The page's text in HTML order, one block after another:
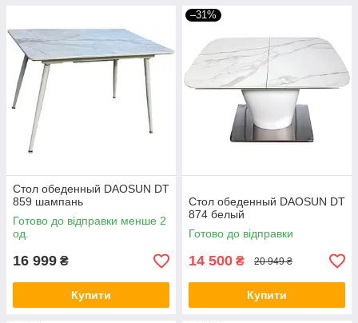
Стол обеденный DAOSUN DT
859 шампань
Готово до відправки менше 2
од.
16 999 ₴
Купити
–31%
Стол обеденный DAOSUN DT
874 белый
Готово до відправки
14 500 ₴ 20 949 ₴
Купити